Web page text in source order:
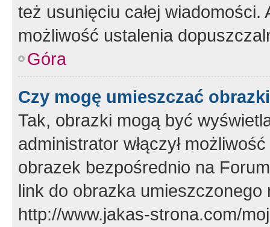
też usunięciu całej
możliwość ustalenia
Góra
Czy mogę umieszczać
Tak, obrazki mogą być
administrator włączył
obrazek bezpośrednio na
link do obrazka
http://www.jakas-strona.com/